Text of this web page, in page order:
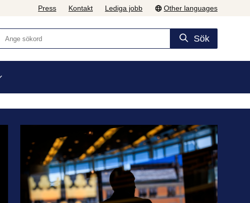
Press Kontakt Lediga jobb Other languages
Sök